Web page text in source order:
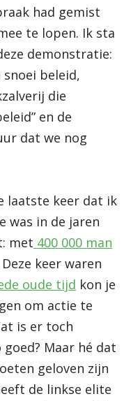
had gemist
te lopen. Ik sta
demonstratie:
beleid,
die
en de
dat we nog
laatste keer dat ik
was in de jaren
met 400 000 man
Deze keer waren
oude tijd kon je
om actie te
is er toch
Maar hé dat
geloven zijn
de linkse elite